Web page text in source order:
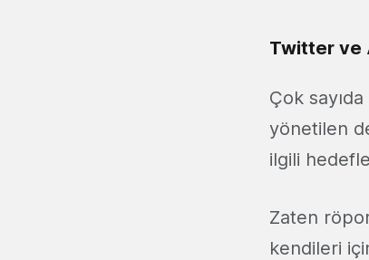
Twitter ve
Çok
yönetilen
ilgili
Zaten
kendileri